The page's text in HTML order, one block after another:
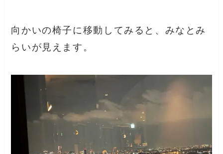
向かいの椅子に移動してみると、みなとみ
らいが見えます。